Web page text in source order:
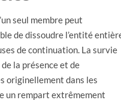
seul membre peut
de dissoudre l’entité
de continuation. La survie
la présence et de
originellement dans les
un rempart extrêmement